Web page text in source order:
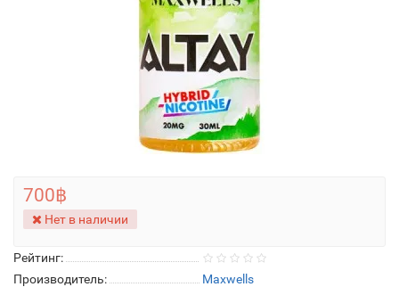
Рейтинг:
Производитель:
Maxwells
700฿
Нет в наличии